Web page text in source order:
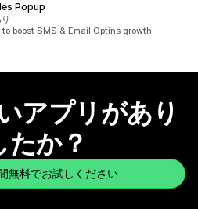
Popup
boost SMS & Email Optins growth
アプリがあり
たか？
無料でお試しください